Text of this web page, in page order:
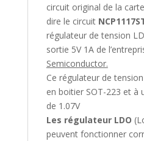
circuit original de la
dire le circuit
régulateur de tension
sortie 5V 1A de
Semiconductor.
Ce régulateur de
en boitier SOT-223 et à
de 1.07V
Les régulateur LDO
peuvent fonctionner